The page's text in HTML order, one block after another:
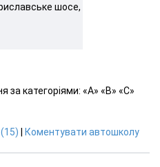
шосе,
категоріями: «A» «B» «С»
(15) Коментувати автошколу